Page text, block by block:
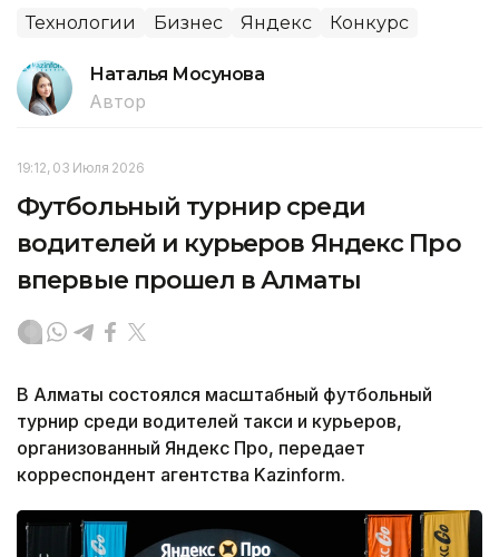
Технологии Бизнес Яндекс Конкурс
Наталья Мосунова
Автор
19:12, 03 Июля 2026
Футбольный турнир среди
водителей и курьеров Яндекс Про
впервые прошел в Алматы
В Алматы состоялся масштабный футбольный
турнир среди водителей такси и курьеров,
организованный Яндекс Про, передает
корреспондент агентства Kazinform.